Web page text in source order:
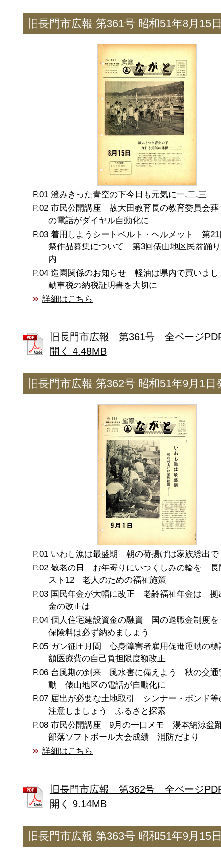
旧長門市広報 第361号 昭和51年8月15
澄みきった青空の下今日も元気に一,二,三
市民公開講座 故大田教育長の教育委員会
の電話がダイヤル自動化に
着用しようシートベルト・ヘルメット 第21
祭作品募集について 第3回俵山地区民盆踊
内
造園関係のお知らせ 軽油は県内で買いま
動車税の納税証明書を大切に
詳細はこちら
旧長門市広報 第361号 全ページ
開く 4.48MB
旧長門市広報 第362号 昭和51年9月1日
いわし漁は最盛期 朝の荷揚げは家族総出で
敬老の日 お年寄りにいつくしみの輪を 長
スト12 老人のための福祉施策
国民年金が大幅に改正 老齢福祉年金は 拠
金の改正は
個人住宅建設資金の融資 国の退職金制度
保険料は必ず納めましょう
ガン征圧月間 心身障害者雇用促進運動の
額医療費の自己負担限度額改正
台風期の到来 風水害に備えよう 秋の交通
動 俵山地区の電話が自動化に
届出が必要な土地取引 シンナー・ボンド等
注意しましょう ふるさと探索
市民公開講座 9月の一口メモ 湯本納涼
部落ソフトボール大会成績 消防だより
詳細はこちら
旧長門市広報 第362号 全ページ
開く 9.14MB
旧長門市広報 第363号 昭和51年9月15